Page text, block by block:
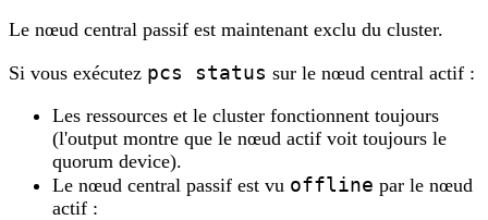
Le nœud central passif est maintenant exclu du cluster.
Si vous exécutez pcs status sur le nœud central actif :
Les ressources et le cluster fonctionnent toujours
(l'output montre que le nœud actif voit toujours le
quorum device).
Le nœud central passif est vu offline par le nœud
actif :